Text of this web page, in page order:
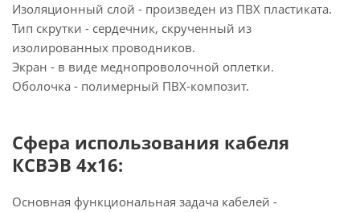
Изоляционный слой - произведен из ПВХ пластиката.
Тип скрутки - сердечник, скрученный из
изолированных проводников.
Экран - в виде меднопроволочной оплетки.
Оболочка - полимерный ПВХ-композит.
Сфера использования кабеля
КСВЭВ 4х16:
Основная функциональная задача кабелей -